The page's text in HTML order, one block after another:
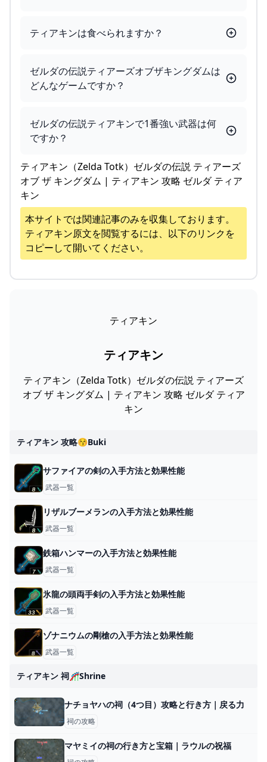
ティアキンは食べられますか？
ゼルダの伝説ティアーズオブザキングダムは
どんなゲームですか？
ゼルダの伝説ティアキンで1番強い武器は何
ですか？
ティアキン（Zelda Totk）ゼルダの伝説 ティアーズ
オブ ザ キングダム | ティアキン 攻略 ゼルダ ティア
キン
本サイトでは関連記事のみを収集しております。
ティアキン原文を閲覧するには、以下のリンクを
コピーして開いてください。
ティアキン
ティアキン
ティアキン（Zelda Totk）ゼルダの伝説 ティアーズ
オブ ザ キングダム | ティアキン 攻略 ゼルダ ティア
キン
ティアキン 攻略😚buki
サファイアの剣の入手方法と効果性能
武器一覧
リザルブーメランの入手方法と効果性能
武器一覧
鉄箱ハンマーの入手方法と効果性能
武器一覧
氷龍の頭両手剣の入手方法と効果性能
武器一覧
ゾナニウムの剛槍の入手方法と効果性能
武器一覧
ティアキン 祠🎢shrine
ナチョヤハの祠（4つ目）攻略と行き方｜戻る力
祠の攻略
マヤミイの祠の行き方と宝箱｜ラウルの祝福